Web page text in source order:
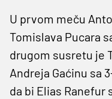
U prvom meču
Tomislava Pucara sa
drugom susretu je
Andreja Gaćinu sa 3-
da bi Elias Ranefur